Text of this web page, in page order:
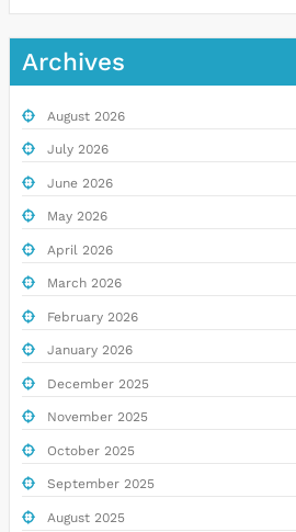
Archives
August 2026
July 2026
June 2026
May 2026
April 2026
March 2026
February 2026
January 2026
December 2025
November 2025
October 2025
September 2025
August 2025